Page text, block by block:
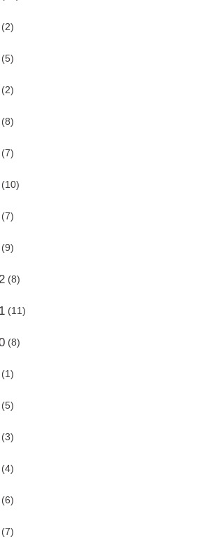
(2)
(5)
(2)
(8)
(7)
(10)
(7)
(9)
(8)
(11)
(8)
(1)
(5)
(3)
(4)
(6)
(7)